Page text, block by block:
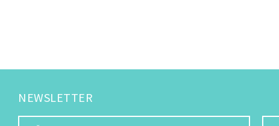
NEWSLETTER